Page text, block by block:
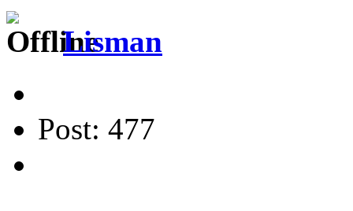
Lisman
Post: 477